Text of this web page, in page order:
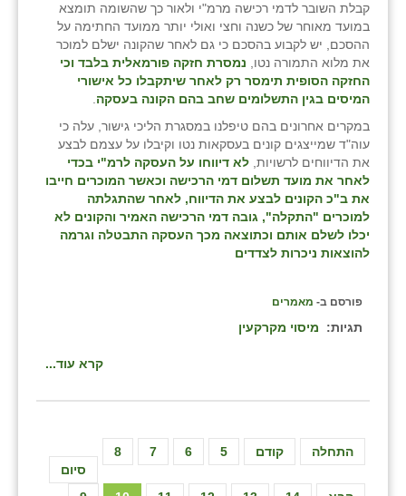
קבלת השובר לדמי רכישה מרמ"י ולאור כך שהשומה תומצא
במועד מאוחר של כשנה וחצי ואולי יותר ממועד החתימה על
ההסכם, יש לקבוע בהסכם כי גם לאחר שהקונה ישלם למוכר
את מלוא התמורה נטו, נמסרת חזקה פורמאלית בלבד וכי
החזקה הסופית תימסר רק לאחר שיתקבלו כל אישורי
המיסים בגין התשלומים שחב בהם הקונה בעסקה
במקרים אחרונים בהם טיפלנו במסגרת הליכי גישור, עלה כי
עוה"ד שמייצגים קונים בעסקאות נטו וקיבלו על עצמם לבצע
את הדיווחים לרשויות, לא דיווחו על העסקה לרמ"י בכדי
לאחר את מועד תשלום דמי הרכישה וכאשר המוכרים חייבו
את ב"כ הקונים לבצע את הדיווח, לאחר שהתגלתה
למוכרים "התקלה", גובה דמי הרכישה האמיר והקונים לא
יכלו לשלם אותם וכתוצאה מכך העסקה התבטלה וגרמה
להוצאות ניכרות לצדדים
פורסם ב- מאמרים
תגיות: מיסוי מקרקעין
קרא עוד...
התחלה קודם 5
6
7
8
סיום